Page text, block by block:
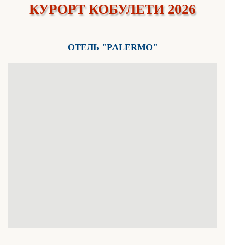
КУРОРТ КОБУЛЕТИ 2026
ОТЕЛЬ "PALERMO"